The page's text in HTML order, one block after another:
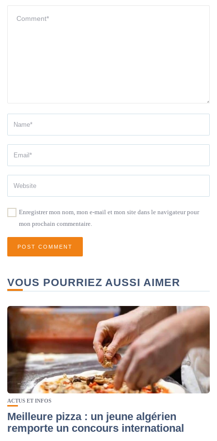
Enregistrer mon nom, mon e-mail et mon site dans le navigateur pour
mon prochain commentaire.
VOUS POURRIEZ AUSSI AIMER
ACTUS ET INFOS
Meilleure pizza : un jeune algérien
remporte un concours international